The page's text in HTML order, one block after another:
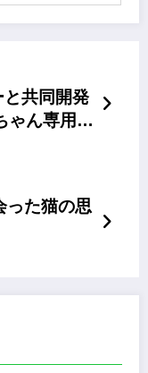
共同開発
ゃん専用
った猫の思